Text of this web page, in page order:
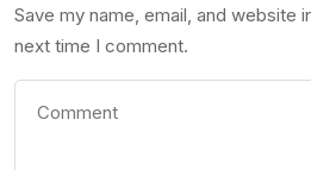
Save my name, email, and website
next time I comment.